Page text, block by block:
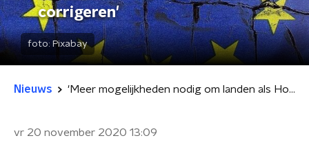
corrigeren'
foto: Pixabay
Nieuws 'Meer mogelijkheden nodig om landen als Hongarije en Polen te corrigeren'
vr 20 november 2020 13:09